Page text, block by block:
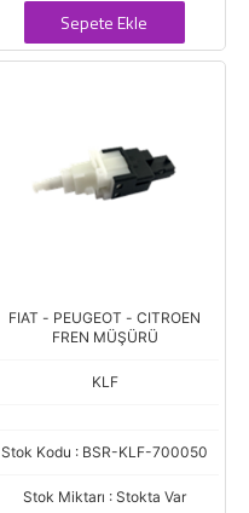
Sepete Ekle
FIAT - PEUGEOT - CITROEN
FREN MÜŞÜRÜ
KLF
Stok Kodu : BSR-KLF-700050
Stok Miktarı : Stokta Var